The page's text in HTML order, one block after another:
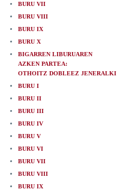
BURU VII
BURU VIII
BURU IX
BURU X
BIGARREN LIBURUAREN
AZKEN PARTEA:
OTHOITZ DOBLEEZ JENERALKI
BURU I
BURU II
BURU III
BURU IV
BURU V
BURU VI
BURU VII
BURU VIII
BURU IX